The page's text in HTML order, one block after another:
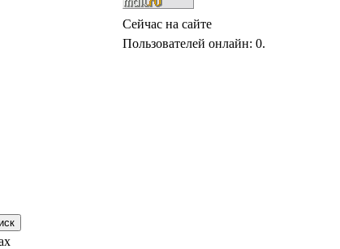
Сейчас на сайте
Пользователей онлайн: 0.